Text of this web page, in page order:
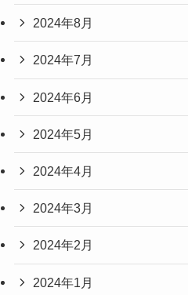
2024年8月
2024年7月
2024年6月
2024年5月
2024年4月
2024年3月
2024年2月
2024年1月